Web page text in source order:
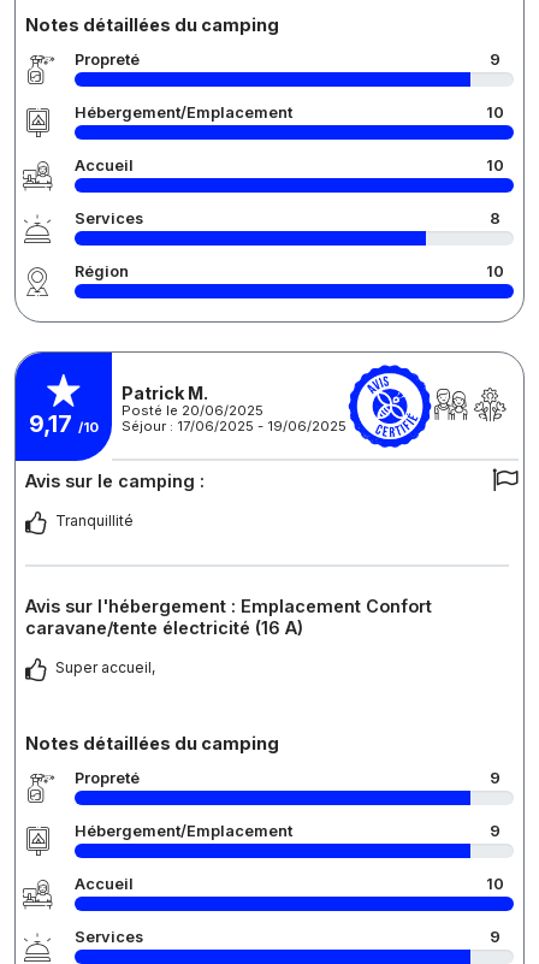
Notes détaillées du camping
Propreté 9
Hébergement/Emplacement 10
Accueil 10
Services 8
Région 10
9,17 /10
Patrick M.
Posté le 20/06/2025
Séjour : 17/06/2025 - 19/06/2025
Avis sur le camping :
Tranquillité
Avis sur l'hébergement : Emplacement Confort
caravane/tente électricité (16 A)
Super accueil,
Notes détaillées du camping
Propreté 9
Hébergement/Emplacement 9
Accueil 10
Services 9